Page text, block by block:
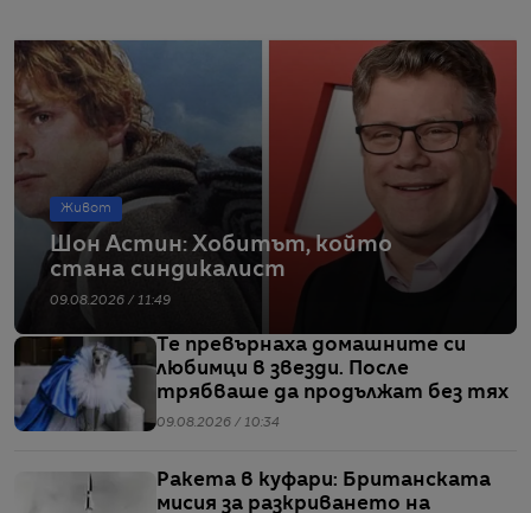
Живот
Шон Астин: Хобитът, който
стана синдикалист
09.08.2026 / 11:49
Те превърнаха домашните си
любимци в звезди. После
трябваше да продължат без тях
09.08.2026 / 10:34
Ракета в куфари: Британската
мисия за разкриването на